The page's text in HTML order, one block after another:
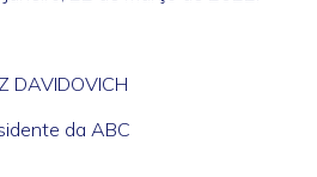
DAVIDOVICH
da ABC